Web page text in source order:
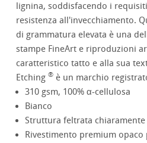
lignina, soddisfacendo i
resistenza all'invecchiamento.
di grammatura elevata è una
stampe FineArt e riproduzioni
caratteristico tatto e alla sua
Etching® è un marchio
310 gsm, 100% α-cellulosa
Bianco
Struttura feltrata
Rivestimento premium